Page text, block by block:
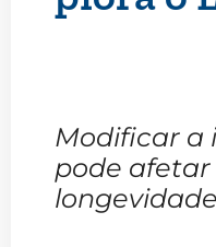
Modificar a
pode afetar